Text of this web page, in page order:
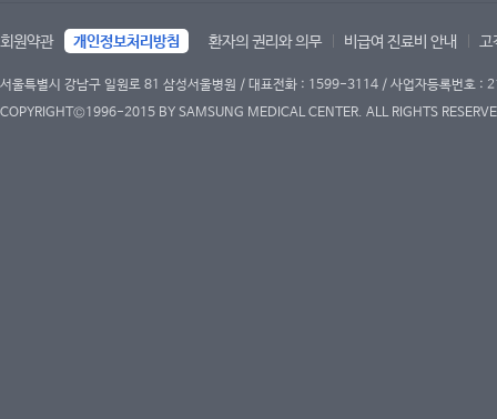
회원약관 개인정보처리방침 환자의 권리와 의무 비급여 진료비 안내 고
서울특별시 강남구 일원로 81 삼성서울병원 / 대표전화 : 1599-3114 / 사업자등록번호
COPYRIGHT©1996-2015 BY SAMSUNG MEDICAL CENTER. ALL RIGHTS